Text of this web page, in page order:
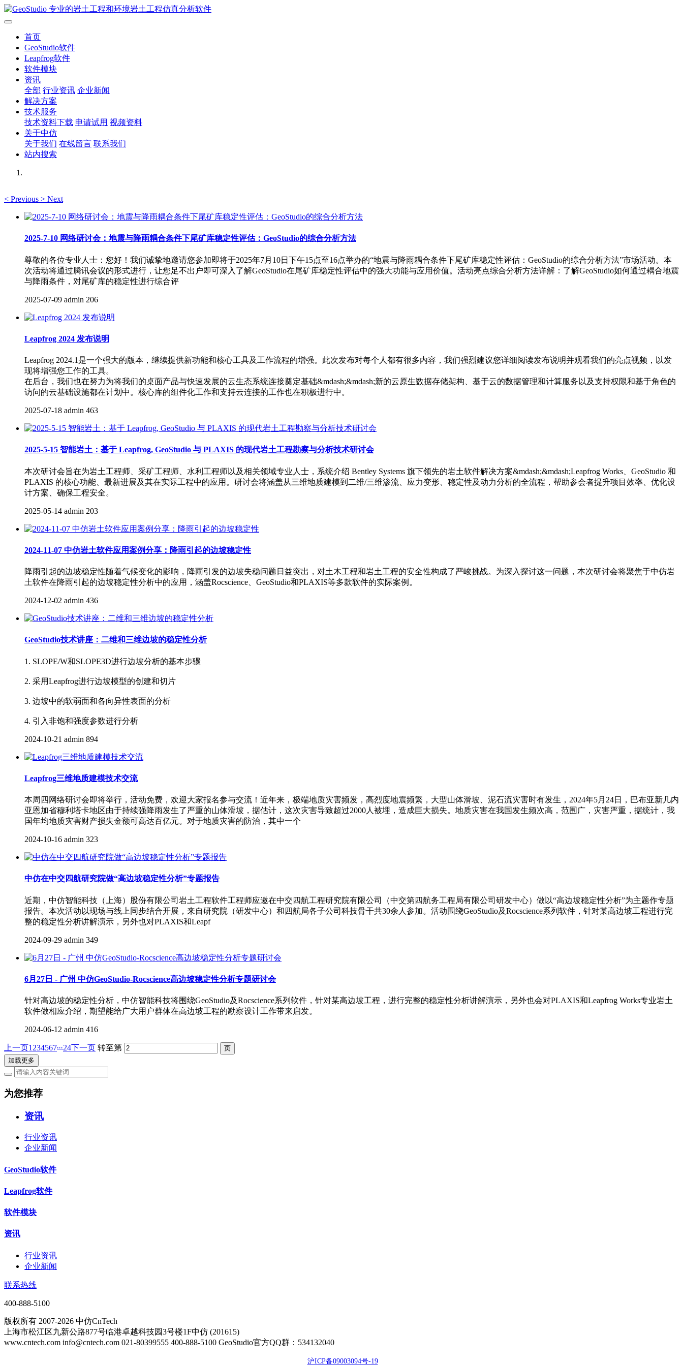
首页
GeoStudio软件
Leapfrog软件
软件模块
资讯
全部 行业资讯 企业新闻
解决方案
技术服务
技术资料下载 申请试用 视频资料
关于中仿
关于我们 在线留言 联系我们
站内搜索
< Previous > Next
2025-7-10 网络研讨会：地震与降雨耦合条件下尾矿库稳定性评估：GeoStudio的综合分析方法
尊敬的各位专业人士：您好！我们诚挚地邀请您参加即将于2025年7月10日下午15点至16点举办的“地震与降雨耦合条件下尾矿库稳定性评估：GeoStudio的综合分析方法”市场活动。本
次活动将通过腾讯会议的形式进行，让您足不出户即可深入了解GeoStudio在尾矿库稳定性评估中的强大功能与应用价值。活动亮点综合分析方法详解：了解GeoStudio如何通过耦合地震
与降雨条件，对尾矿库的稳定性进行综合评
2025-07-09 admin 206
Leapfrog 2024 发布说明
​Leapfrog 2024.1是一个强大的版本，继续提供新功能和核心工具及工作流程的增强。此次发布对每个人都有很多内容，我们强烈建议您详细阅读发布说明并观看我们的亮点视频，以发
现将增强您工作的工具。
在后台，我们也在努力为将我们的桌面产品与快速发展的云生态系统连接奠定基础&mdash;&mdash;新的云原生数据存储架构、基于云的数据管理和计算服务以及支持权限和基于角色的
访问的云基础设施都在计划中。核心库的组件化工作和支持云连接的工作也在积极进行中。
2025-07-18 admin 463
2025-5-15 智能岩土：基于 Leapfrog, GeoStudio 与 PLAXIS 的现代岩土工程勘察与分析技术研讨会
本次研讨会旨在为岩土工程师、采矿工程师、水利工程师以及相关领域专业人士，系统介绍 Bentley Systems 旗下领先的岩土软件解决方案&mdash;&mdash;Leapfrog Works、GeoStudio 和
PLAXIS 的核心功能、最新进展及其在实际工程中的应用。研讨会将涵盖从三维地质建模到二维/三维渗流、应力变形、稳定性及动力分析的全流程，帮助参会者提升项目效率、优化设
计方案、确保工程安全。
2025-05-14 admin 203
2024-11-07 中仿岩土软件应用案例分享：降雨引起的边坡稳定性
降雨引起的边坡稳定性随着气候变化的影响，降雨引发的边坡失稳问题日益突出，对土木工程和岩土工程的安全性构成了严峻挑战。为深入探讨这一问题，本次研讨会将聚焦于中仿岩
土软件在降雨引起的边坡稳定性分析中的应用，涵盖Rocscience、GeoStudio和PLAXIS等多款软件的实际案例。
2024-12-02 admin 436
GeoStudio技术讲座：二维和三维边坡的稳定性分析
1. SLOPE/W和SLOPE3D进行边坡分析的基本步骤
2. 采用Leapfrog进行边坡模型的创建和切片
3. 边坡中的软弱面和各向异性表面的分析
4. 引入非饱和强度参数进行分析
2024-10-21 admin 894
Leapfrog三维地质建模技术交流
本周四网络研讨会即将举行，活动免费，欢迎大家报名参与交流！近年来，极端地质灾害频发，高烈度地震频繁，大型山体滑坡、泥石流灾害时有发生，2024年5月24日，巴布亚新几内
亚恩加省穆利塔卡地区由于持续强降雨发生了严重的山体滑坡，据估计，这次灾害导致超过2000人被埋，造成巨大损失。地质灾害在我国发生频次高，范围广，灾害严重，据统计，我
国年均地质灾害财产损失金额可高达百亿元。对于地质灾害的防治，其中一个
2024-10-16 admin 323
中仿在中交四航研究院做“高边坡稳定性分析”专题报告
近期，中仿智能科技（上海）股份有限公司岩土工程软件工程师应邀在中交四航工程研究院有限公司（中交第四航务工程局有限公司研发中心）做以“高边坡稳定性分析”为主题作专题
报告。本次活动以现场与线上同步结合开展，来自研究院（研发中心）和四航局各子公司科技骨干共30余人参加。活动围绕GeoStudio及Rocscience系列软件，针对某高边坡工程进行完
整的稳定性分析讲解演示，另外也对PLAXIS和Leapf
2024-09-29 admin 349
6月27日 - 广州 中仿GeoStudio-Rocscience高边坡稳定性分析专题研讨会
针对高边坡的稳定性分析，中仿智能科技将围绕GeoStudio及Rocscience系列软件，针对某高边坡工程，进行完整的稳定性分析讲解演示，另外也会对PLAXIS和Leapfrog Works专业岩土
软件做相应介绍，期望能给广大用户群体在高边坡工程的勘察设计工作带来启发。
2024-06-12 admin 416
上一页1 234567...24下一页 转至第
加载更多
为您推荐
资讯
行业资讯
企业新闻
GeoStudio软件
Leapfrog软件
软件模块
资讯
行业资讯
企业新闻
联系热线
400-888-5100
版权所有 2007-2026 中仿CnTech
上海市松江区九新公路877号临港卓越科技园3号楼1F中仿 (201615)
www.cntech.com info@cntech.com 021-80399555 400-888-5100 GeoStudio官方QQ群：534132040
沪ICP备09003094号-19